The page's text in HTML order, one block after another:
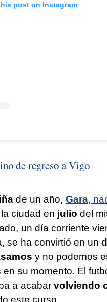
post on Instagram
de regreso a Vigo
de un año, Gara,
ciudad en julio del
un día corriente
se ha convirtió en un
y no podemos
su momento. El
a acabar volviendo
este curso.